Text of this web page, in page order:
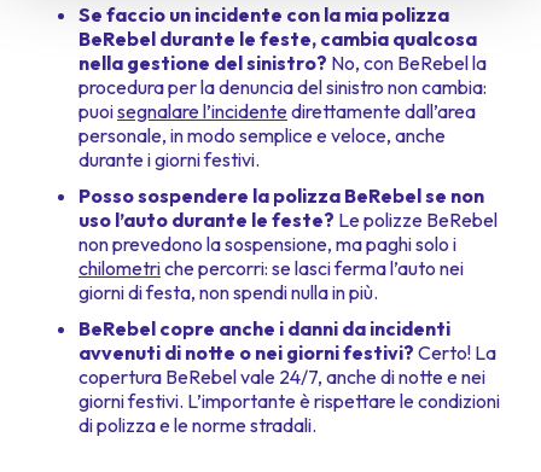
Se faccio un incidente con la mia polizza
BeRebel durante le feste, cambia qualcosa
nella gestione del sinistro? No, con BeRebel la
procedura per la denuncia del sinistro non cambia:
puoisegnalare l’incidentedirettamente dall’area
personale, in modo semplice e veloce, anche
durante i giorni festivi.
Posso sospendere la polizza BeRebel se non
uso l’auto durante le feste? Le polizze BeRebel
non prevedono la sospensione, ma paghi solo i
chilometriche percorri: se lasci ferma l’auto nei
giorni di festa, non spendi nulla in più.
BeRebel copre anche i danni da incidenti
avvenuti di notte o nei giorni festivi? Certo! La
copertura BeRebel vale 24/7, anche di notte e nei
giorni festivi. L’importante è rispettare le condizioni
di polizza e le norme stradali.